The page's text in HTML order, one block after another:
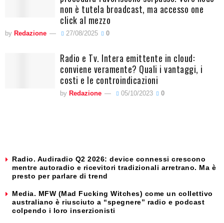
non è tutela broadcast, ma accesso one
click al mezzo
by Redazione 27/08/2025 0
Radio e Tv. Intera emittente in cloud:
conviene veramente? Quali i vantaggi, i
costi e le controindicazioni
by Redazione 05/10/2023 0
Radio. Audiradio Q2 2026: device connessi crescono
mentre autoradio e ricevitori tradizionali arretrano. Ma è
presto per parlare di trend
Media. MFW (Mad Fucking Witches) come un collettivo
australiano è riusciuto a “spegnere” radio e podcast
colpendo i loro inserzionisti